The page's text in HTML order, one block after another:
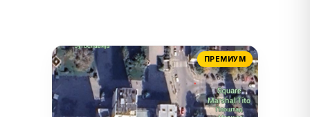
ПРЕМИУМ